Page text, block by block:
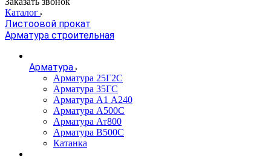
Каталог
Листоовой прокат
Арматура строительная
Арматура
Арматура 25Г2С
Арматура 35ГС
Арматура А1 А240
Арматура А500С
Арматура Ат800
Арматура В500С
Катанка